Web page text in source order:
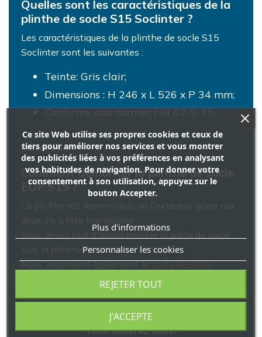
Quelles sont les caractéristiques de la
plinthe de socle S15 Soclinter ?
Les caractéristiques de la plinthe de socle S15
Soclinter sont les suivantes :
Teinte: Gris clair;
Dimensions : H 246 x L 526 x P 34 mm;
Conforme aux normes HN 62-S-15.
Installation
Comment démonter la plinthe de socle
EDF S15 ?
La plinthe est démontable de l'extérieur grâce aux
deux vis à tête triangulaire.
Vous devez tout d'abord enlever la porte de socle
puis la plinthe.
Nous proposons également laporte de socle
Electrique Grise SOCLINTER.
Vous aimerez aussi
Ce site Web utilise ses propres cookies et ceux de
tiers pour améliorer nos services et vous montrer
des publicités liées à vos préférences en analysant
vos habitudes de navigation. Pour donner votre
consentement à son utilisation, appuyez sur le
bouton Accepter.
Plus d'informations
Personnaliser les cookies
REJETER TOUT
J'ACCEPTE